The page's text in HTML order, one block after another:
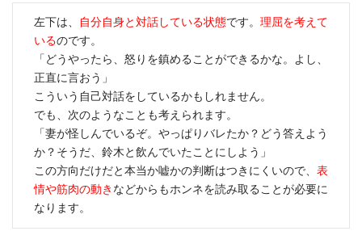
左下は、 自分自身と対話している状態です。 理屈を考えて
いるのです。
「どうやったら、怒りを鎮めることができるかな。よし、
正直に言おう」
こういう自己対話をしているかもしれません。
でも、次のようなことも考えられます。
「妻が怪しんでいるぞ。やっぱりバレたか？どう答えよう
か？そうだ、鈴木と飲んでいたことにしよう」
この方向だけだと本当か嘘かの判断はつきにくいので、 表
情や筋肉の動き などからもホンネを読み取ることが必要に
なります。